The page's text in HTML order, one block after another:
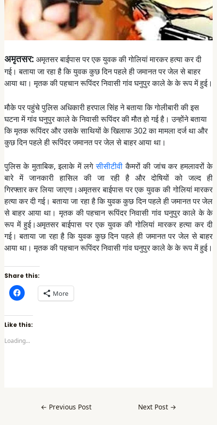
अमृतसर:अमृतसर बाईपास पर एक युवक की गोलियां मारकर हत्या कर दी
गई। बताया जा रहा है कि युवक कुछ दिन पहले ही जमानत पर जेल से बाहर
आया था। मृतक की पहचान रूपिंदर निवासी गांव घनुपुर काले के के रूप में हुई।
मौके पर पहुंचे पुलिस अधिकारी हरपाल सिंह ने बताया कि गोलीबारी की इस
घटना में गांव घनुपुर काले के निवासी रूपिंदर की मौत हो गई है। उन्होंने बताया
कि मृतक रूपिंदर और उसके साथियों के खिलाफ 302 का मामला दर्ज था और
कुछ दिन पहले ही रूपिंदर जमानत पर जेल से बाहर आया था।
पुलिस के मुताबिक, इलाके में लगेसीसीटीवी कैमरों की जांच कर हमलावरों के
बारे में जानकारी हासिल की जा रही है और दोषियों को जल्द ही
गिरफ्तार कर लिया जाएगा।अमृतसर बाईपास पर एक युवक की गोलियां मारकर
हत्या कर दी गई। बताया जा रहा है कि युवक कुछ दिन पहले ही जमानत पर जेल
से बाहर आया था। मृतक की पहचान रूपिंदर निवासी गांव घनुपुर काले के के
रूप में हुई।अमृतसर बाईपास पर एक युवक की गोलियां मारकर हत्या कर दी
गई। बताया जा रहा है कि युवक कुछ दिन पहले ही जमानत पर जेल से बाहर
आया था। मृतक की पहचान रूपिंदर निवासी गांव घनुपुर काले के के रूप में हुई।
Share this:
C
l
k
t
o
h
More
Like this:
Loading...
← Previous Post Next Post →